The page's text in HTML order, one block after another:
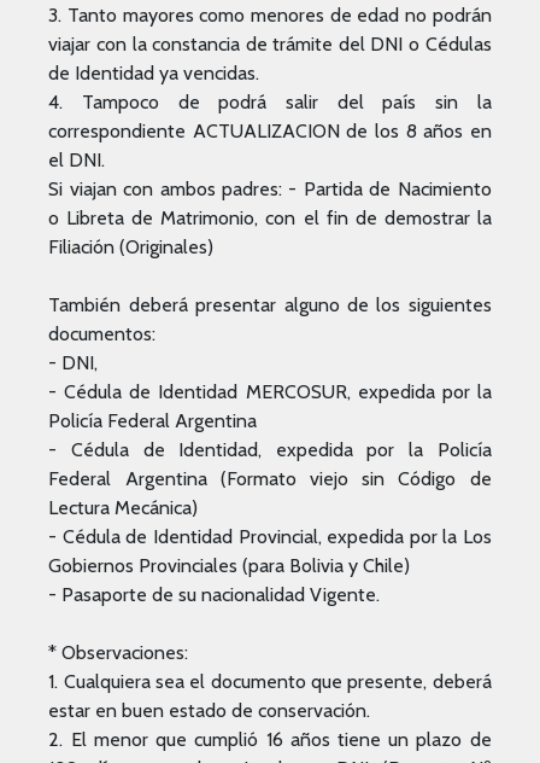
3. Tanto mayores como menores de edad no podrán
viajar con la constancia de trámite del DNI o Cédulas
de Identidad ya vencidas.
4. Tampoco de podrá salir del país sin la
correspondiente ACTUALIZACION de los 8 años en
el DNI.
Si viajan con ambos padres: - Partida de Nacimiento
o Libreta de Matrimonio, con el fin de demostrar la
Filiación (Originales)
También deberá presentar alguno de los siguientes
documentos:
- DNI,
- Cédula de Identidad MERCOSUR, expedida por la
Policía Federal Argentina
- Cédula de Identidad, expedida por la Policía
Federal Argentina (Formato viejo sin Código de
Lectura Mecánica)
- Cédula de Identidad Provincial, expedida por la Los
Gobiernos Provinciales (para Bolivia y Chile)
- Pasaporte de su nacionalidad Vigente.
* Observaciones:
1. Cualquiera sea el documento que presente, deberá
estar en buen estado de conservación.
2. El menor que cumplió 16 años tiene un plazo de